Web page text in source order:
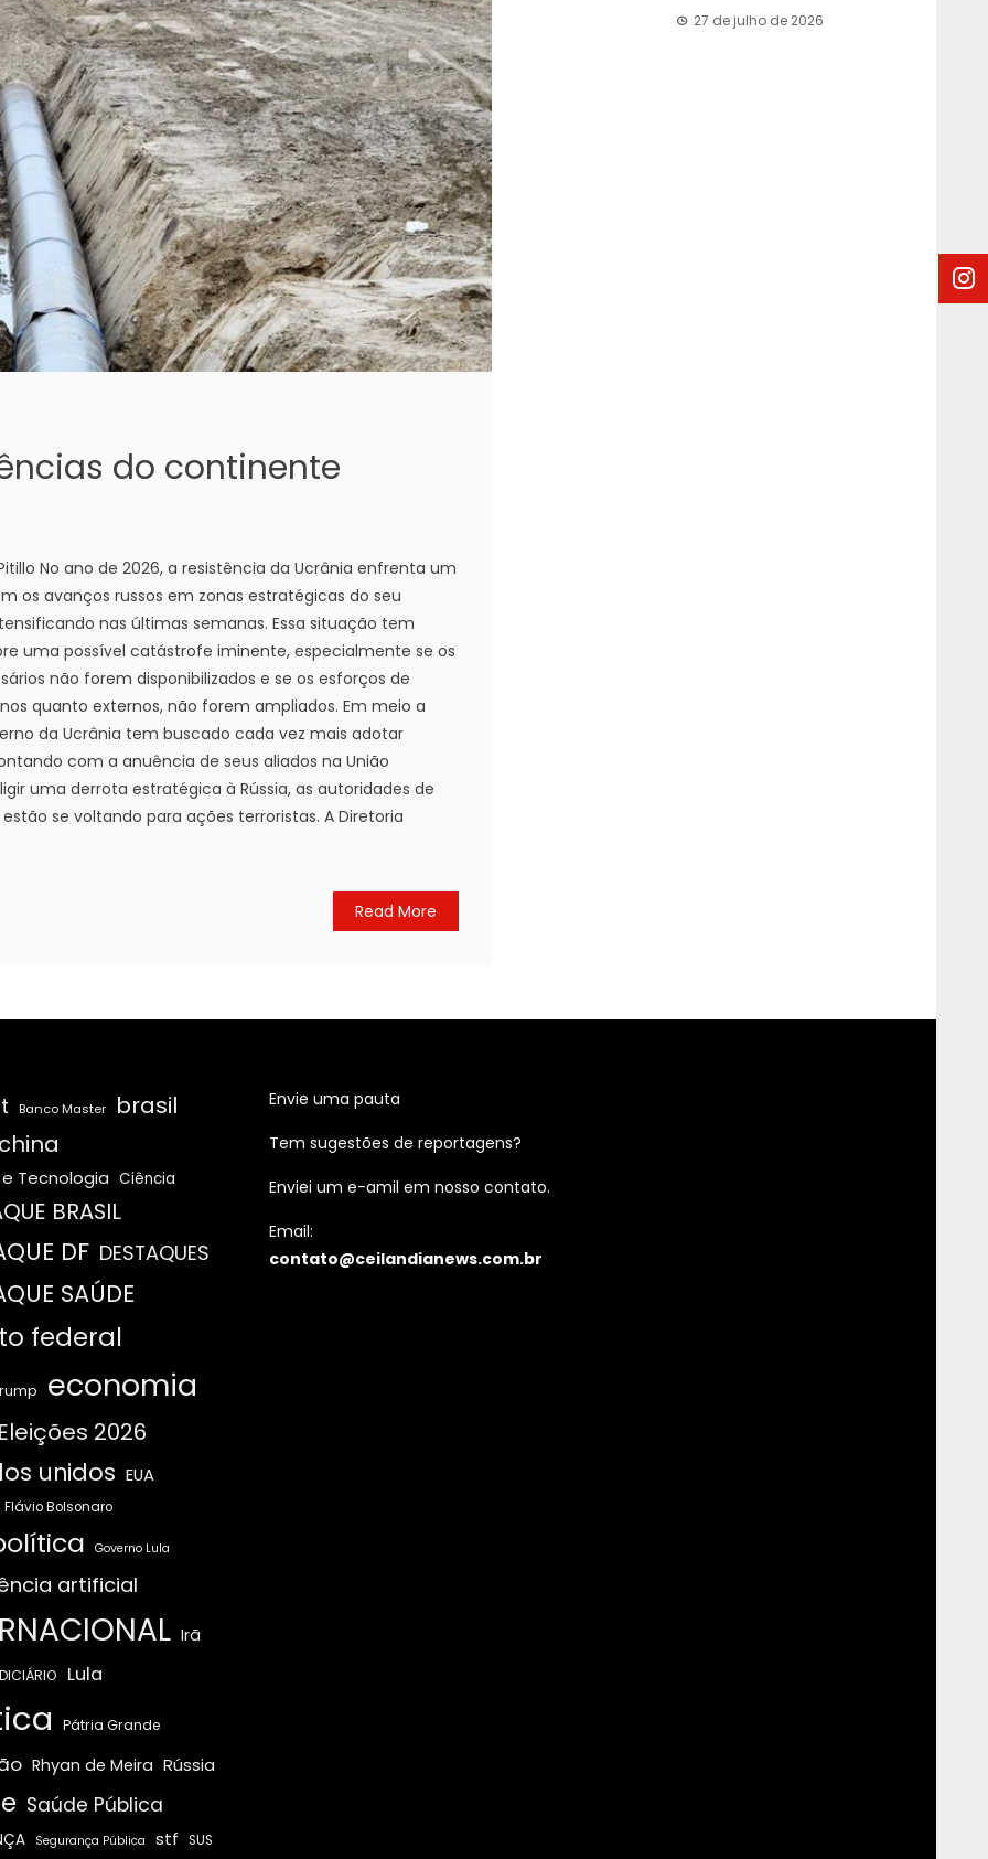
do continente
No ano de 2026, a resistência da Ucrânia enfrenta um
os avanços russos em zonas estratégicas do seu
nas últimas semanas. Essa situação tem
uma possível catástrofe iminente, especialmente se os
não forem disponibilizados e se os esforços de
quanto externos, não forem ampliados. Em meio a
da Ucrânia tem buscado cada vez mais adotar
com a anuência de seus aliados na União
uma derrota estratégica à Rússia, as autoridades de
se voltando para ações terroristas. A Diretoria
Read More
27 de julho de 2026
Banco Master
brasil
Tecnologia Ciência
BRASIL
DF DESTAQUES
SAÚDE
federal
economia
2026
unidos EUA
Flávio Bolsonaro
Governo Lula
artificial
Irã
Lula
Pátria Grande
Rhyan de Meira Rússia
Saúde Pública
Segurança Pública stf SUS
Envie uma pauta
Tem sugestões de reportagens?
Enviei um e-amil em nosso contato.
Email:
contato@ceilandianews.com.br